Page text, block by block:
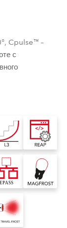
Cpulse™ –
с